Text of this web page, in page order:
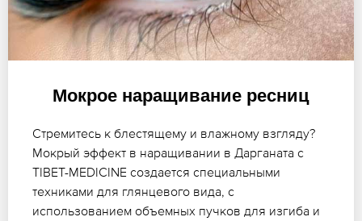
Мокрое наращивание ресниц
Стремитесь к блестящему и влажному взгляду?
Мокрый эффект в наращивании в Дарганата с
TIBET-MEDICINE создается специальными
техниками для глянцевого вида, с
использованием объемных пучков для изгиба и